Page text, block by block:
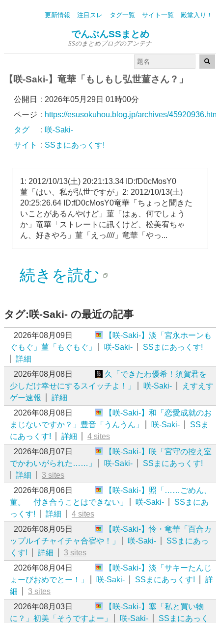
更新情報 注目スレ タグ一覧 サイト一覧 殿堂入り！
でんぶんSSまとめ
SSのまとめブログのアンテナ
【咲-Saki-】竜華「もしもし弘世菫さん？」
公開日 : 2026年05月29日 01時00分
ページ : https://esusokuhou.blog.jp/archives/
タグ
: 咲-Saki-
サイト
: SSまにあっくす!
1: 2012/10/13(土) 20:21:13.34 ID:fD0cMosY0
菫「はい、私が弘世ですが」2: 2012/10/13(土)
20:25:26.64 ID:fD0cMosY0竜華「ちょっと聞きた
いことがあるんやけど」菫「はぁ、何でしょう
か」竜華「ストレートに訊くけど、松美宥ちゃ
ん、好きやろ」菫「えっ////」竜華「やっ...
続きを読む
タグ:咲-Saki- の最近の記事
2026年08月09日
【咲-Saki-】淡「宮永ホーンも
ぐもぐ」菫「もぐもぐ」
咲-Saki-
SSまにあっくす!
詳細
2026年08月08日
久「できたわ優希！須賀君を
少しだけ幸せにするスイッチよ！」
咲-Saki-
えすえす
ゲー速報
詳細
2026年08月08日
【咲-Saki-】和「恋愛成就のお
まじないですか？」豊音「うんうん」
咲-Saki-
SSま
にあっくす!
詳細
4 sites
2026年08月07日
【咲-Saki-】咲「宮守の控え室
でかわいがられた……」
咲-Saki-
SSまにあっくす!
詳細
3 sites
2026年08月06日
【咲-Saki-】照「……ごめん、
菫。 付き合うことはできない」
咲-Saki-
SSまにあ
っくす!
詳細
4 sites
2026年08月05日
【咲-Saki-】怜・竜華「百合カ
ップルイチャイチャ合宿や！」
咲-Saki-
SSまにあっ
くす!
詳細
3 sites
2026年08月04日
【咲-Saki-】淡「サキーたんじ
ょーびおめでとー！」
咲-Saki- SSまにあっくす!
詳
細
3 sites
2026年08月03日
【咲-Saki-】塞「私と買い物
に？」初美「そうですよー」
咲-Saki-
SSまにあっく